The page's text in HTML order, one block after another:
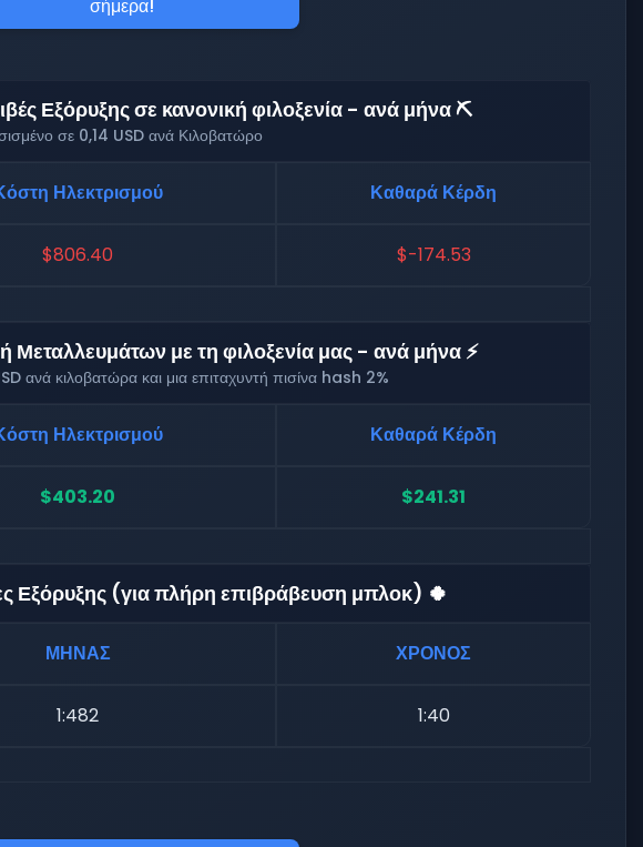
σήμερα!
Εξόρυξης σε κανονική φιλοξενία - ανά μήνα ⛏️
σε 0,14 USD ανά Κιλοβατώρο
Ηλεκτρισμού Καθαρά Κέρδη
$806.40 $-174.53
Μεταλλευμάτων με τη φιλοξενία μας - ανά μήνα ⚡
ανά κιλοβατώρα και μια επιταχυντή πισίνα hash 2%
Ηλεκτρισμού Καθαρά Κέρδη
$403.20 $241.31
Εξόρυξης (για πλήρη επιβράβευση μπλοκ) 🍀
ΜΗΝΑΣ ΧΡΟΝΟΣ
1:482 1:40